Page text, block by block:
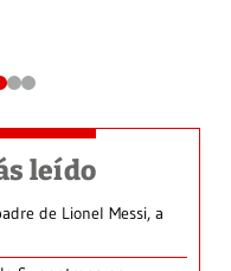
leído
de Lionel Messi, a